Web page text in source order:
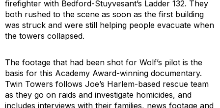
firefighter with Bedford-Stuyvesant’s Ladder 132. They
both rushed to the scene as soon as the first building
was struck and were still helping people evacuate when
the towers collapsed.
The footage that had been shot for Wolf’s pilot is the
basis for this Academy Award-winning documentary.
Twin Towers follows Joe’s Harlem-based rescue team
as they go on raids and investigate homicides, and
includes interviews with their families, news footage and